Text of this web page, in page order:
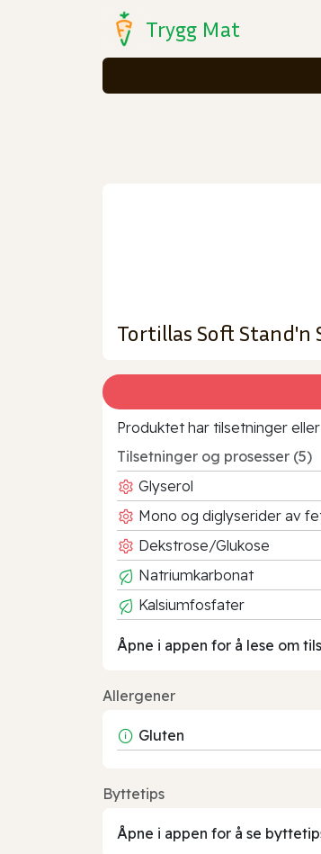
Trygg Mat
Tortillas Soft Stand'n
Produktet har tilsetninger
Tilsetninger og prosesser (5)
Glyserol
Mono og diglyserider av
Dekstrose/Glukose
Natriumkarbonat
Kalsiumfosfater
Åpne i appen for å lese om
Allergener
Gluten
Byttetips
Åpne i appen for å se